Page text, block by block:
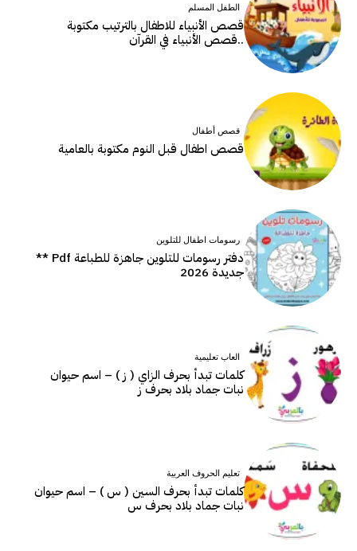
الطفل المسلم
قصص الأنبياء للاطفال بالترتيب مكتوبة
..قصص الأنبياء في القرآن
قصص أطفال
قصص اطفال قبل النوم مكتوبة بالعامية
رسومات اطفال للتلوين
دفتر رسومات للتلوين جاهزة للطباعة Pdf **
جديدة 2026
العاب تعليمية
كلمات تبدأ بحرف الزاي ( ز ) – اسم حيوان
نبات جماد بلاد بحرف ز
تعليم الحروف العربية
كلمات تبدأ بحرف السين ( س ) – اسم حيوان
نبات جماد بلاد بحرف س